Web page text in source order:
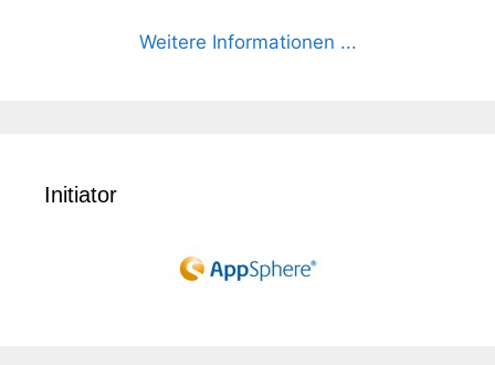
Weitere Informationen ...
Initiator